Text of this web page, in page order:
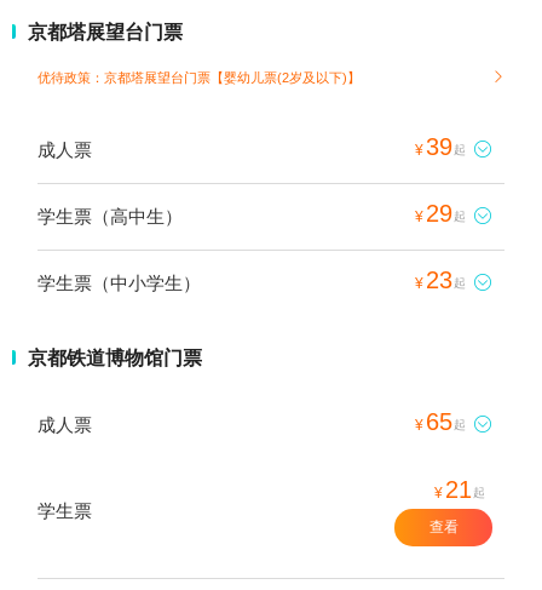
京都塔展望台门票
优待政策：京都塔展望台门票【婴幼儿票(2岁及以下)】 
成人票 ¥39起 
学生票（高中生） ¥ 29起 
学生票（中小学生） ¥ 23起 
京都铁道博物馆门票
成人票 ¥ 65起 
学生票
¥ 21 起
查看